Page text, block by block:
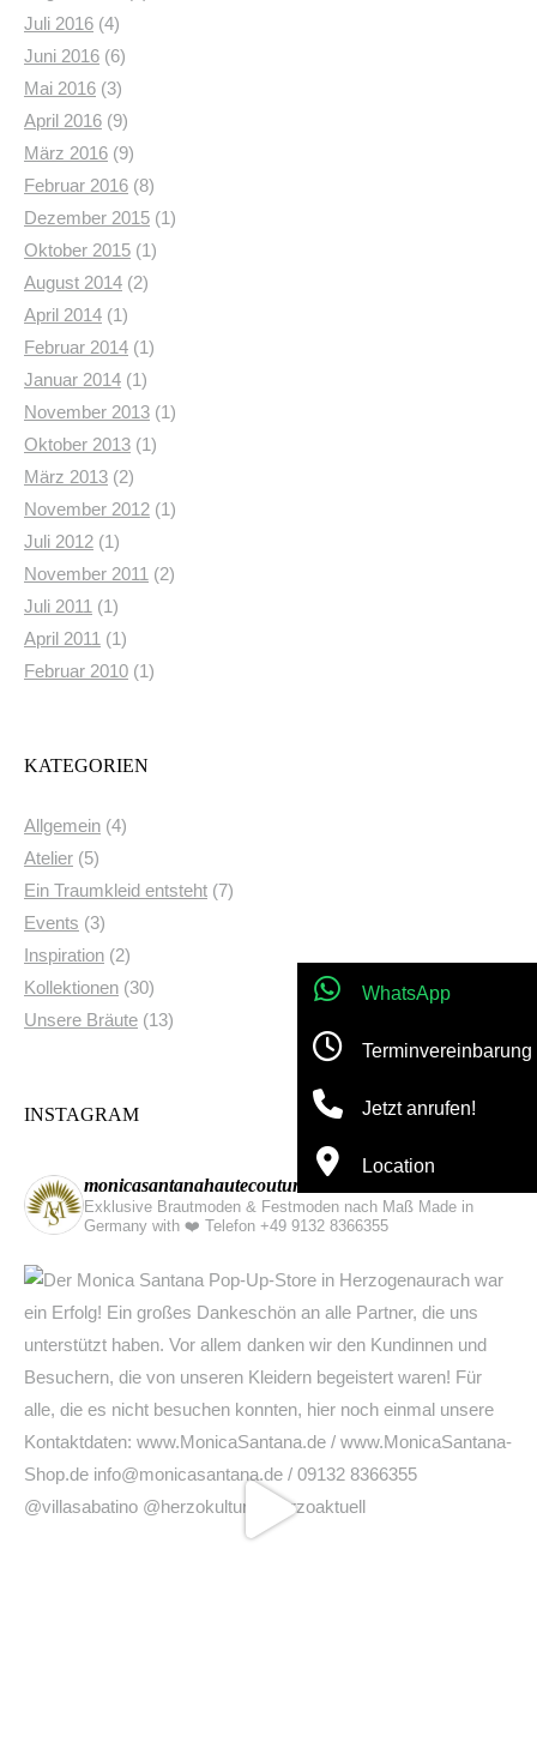
Juli 2016 (4)
Juni 2016 (6)
Mai 2016 (3)
April 2016 (9)
März 2016 (9)
Februar 2016 (8)
Dezember 2015 (1)
Oktober 2015 (1)
August 2014 (2)
April 2014 (1)
Februar 2014 (1)
Januar 2014 (1)
November 2013 (1)
Oktober 2013 (1)
März 2013 (2)
November 2012 (1)
Juli 2012 (1)
November 2011 (2)
Juli 2011 (1)
April 2011 (1)
Februar 2010 (1)
KATEGORIEN
Allgemein (4)
Atelier (5)
Ein Traumkleid entsteht (7)
Events (3)
Inspiration (2)
Kollektionen (30)
Unsere Bräute (13)
INSTAGRAM
monicasantanahautecouture
Exklusive Brautmoden & Festmoden nach Maß Made in
Germany with ❤️ Telefon +49 9132 8366355
Jetzt anrufen!
Location